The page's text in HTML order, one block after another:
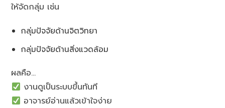
ให้จัดกลุ่ม เช่น
กลุ่มปัจจัยด้านจิตวิทยา
กลุ่มปัจจัยด้านสิ่งแวดล้อม
ผลคือ…
งานดูเป็นระบบขึ้นทันที
อาจารย์อ่านแล้วเข้าใจง่าย